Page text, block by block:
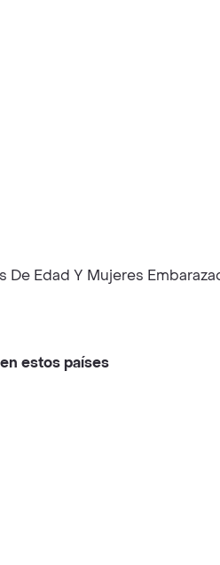
Edad Y Mujeres
estos países